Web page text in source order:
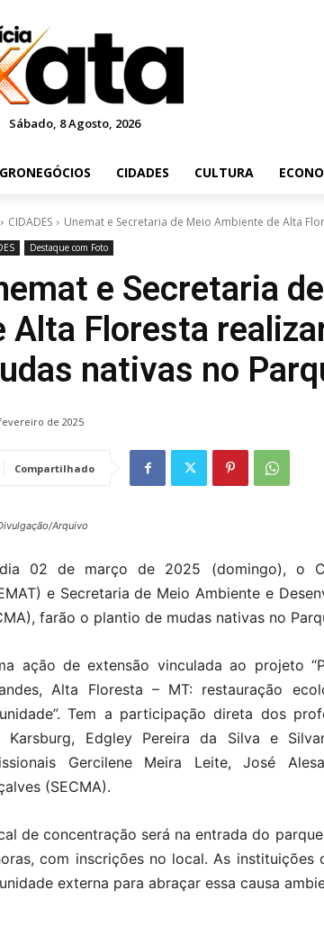
Sábado, 8 Agosto, 2026
CIDADES CULTURA
CIDADES Unemat e Secretaria de Meio Ambiente de Alta
Destaque com Foto
e Secretaria
Alta Floresta
nativas no
de 2025
Compartilhado
Arquivo
02 de março de 2025 (domingo), o
e Secretaria de Meio Ambiente e
farão o plantio de mudas nativas no
ação de extensão vinculada ao projeto
Alta Floresta – MT: restauração
Tem a participação direta dos
Karsburg, Edgley Pereira da Silva e
Gercilene Meira Leite, José
(SECMA).
de concentração será na entrada do
com inscrições no local. As instituições
externa para abraçar essa causa